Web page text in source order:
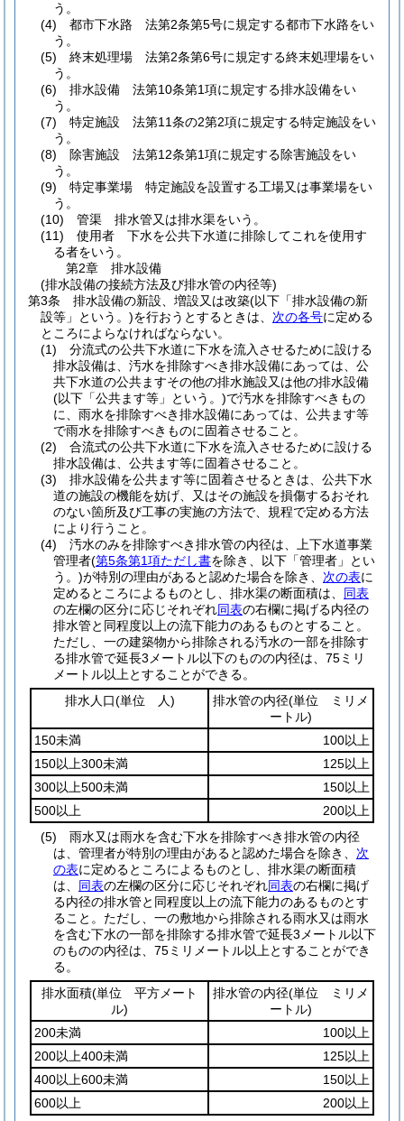
う。
(4)
都市下水路 法第2条第5号に規定する都市下水路をい
う。
(5)
終末処理場 法第2条第6号に規定する終末処理場をい
う。
(6)
排水設備 法第10条第1項に規定する排水設備をい
う。
(7)
特定施設 法第11条の2第2項に規定する特定施設をい
う。
(8)
除害施設 法第12条第1項に規定する除害施設をい
う。
(9)
特定事業場 特定施設を設置する工場又は事業場をい
う。
(10)
管渠 排水管又は排水渠をいう。
(11)
使用者 下水を公共下水道に排除してこれを使用す
る者をいう。
第2章
排水設備
(排水設備の接続方法及び排水管の内径等)
第3条
排水設備の新設、増設又は改築(以下「排水設備の新
設等」という。)を行おうとするときは、 次の各号に定める
ところによらなければならない。
(1)
分流式の公共下水道に下水を流入させるために設ける
排水設備は、汚水を排除すべき排水設備にあっては、公
共下水道の公共ますその他の排水施設又は他の排水設備
(以下「公共ます等」という。)で汚水を排除すべきもの
に、雨水を排除すべき排水設備にあっては、公共ます等
で雨水を排除すべきものに固着させること。
(2)
合流式の公共下水道に下水を流入させるために設ける
排水設備は、公共ます等に固着させること。
(3)
排水設備を公共ます等に固着させるときは、公共下水
道の施設の機能を妨げ、又はその施設を損傷するおそれ
のない箇所及び工事の実施の方法で、規程で定める方法
により行うこと。
(4)
汚水のみを排除すべき排水管の内径は、上下水道事業
管理者(第5条第1項ただし書を除き、以下「管理者」とい
う。)が特別の理由があると認めた場合を除き、 次の表に
定めるところによるものとし、排水渠の断面積は、 同表
の左欄の区分に応じそれぞれ同表の右欄に掲げる内径の
排水管と同程度以上の流下能力のあるものとすること。
ただし、一の建築物から排除される汚水の一部を排除す
る排水管で延長3メートル以下のものの内径は、75ミリ
メートル以上とすることができる。
排水人口(単位 人) 排水管の内径(単位 ミリメ
ートル)
150未満
100以上
150以上300未満
125以上
300以上500未満
150以上
500以上
200以上
(5)
雨水又は雨水を含む下水を排除すべき排水管の内径
は、管理者が特別の理由があると認めた場合を除き、 次
の表に定めるところによるものとし、排水渠の断面積
は、 同表の左欄の区分に応じそれぞれ同表の右欄に掲げ
る内径の排水管と同程度以上の流下能力のあるものとす
ること。 ただし、一の敷地から排除される雨水又は雨水
を含む下水の一部を排除する排水管で延長3メートル以下
のものの内径は、75ミリメートル以上とすることができ
る。
排水面積(単位 平方メート
ル)
排水管の内径(単位 ミリメ
ートル)
200未満
100以上
200以上400未満
125以上
400以上600未満
150以上
600以上
200以上